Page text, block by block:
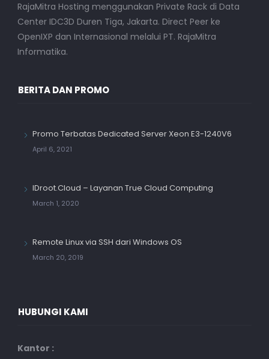
RajaMitra Hosting menggunakan Private Rack di Data
Center IDC3D Duren Tiga, Jakarta. Direct Peer ke
OpenIXP dan Internasional melalui PT. RajaMitra
Informatika.
BERITA DAN PROMO
Promo Terbatas Dedicated Server Xeon E3-1240V6
April 6, 2021
IDroot.Cloud – Layanan True Cloud Computing
March 1, 2020
Remote Linux via SSH dari Windows OS
March 20, 2019
HUBUNGI KAMI
Kantor :